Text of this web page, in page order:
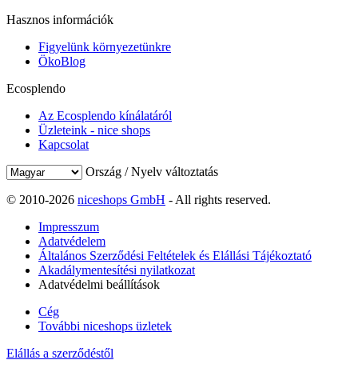
Hasznos információk
Figyelünk környezetünkre
ÖkoBlog
Ecosplendo
Az Ecosplendo kínálatáról
Üzleteink - nice shops
Kapcsolat
Ország / Nyelv változtatás
© 2010-2026 niceshops GmbH - All rights reserved.
Impresszum
Adatvédelem
Általános Szerződési Feltételek és Elállási Tájékoztató
Akadálymentesítési nyilatkozat
Adatvédelmi beállítások
Cég
További niceshops üzletek
Elállás a szerződéstől